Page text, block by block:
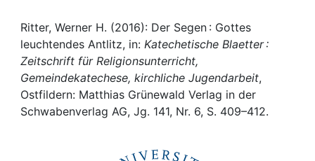
Institutions
Awards
My FIS
Ritter, Werner H. (2016): Der Segen : Gottes
leuchtendes Antlitz, in: Katechetische Blaetter :
Zeitschrift für Religionsunterricht,
Gemeindekatechese, kirchliche Jugendarbeit,
Ostfildern: Matthias Grünewald Verlag in der
Schwabenverlag AG, Jg. 141, Nr. 6, S. 409–412.